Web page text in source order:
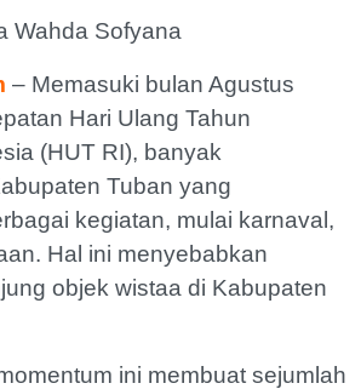
Wahda Sofyana
– Memasuki bulan Agustus
Hari Ulang Tahun
(HUT RI), banyak
Tuban yang
kegiatan, mulai karnaval,
Hal ini menyebabkan
objek wistaa di Kabupaten
ini membuat sejumlah